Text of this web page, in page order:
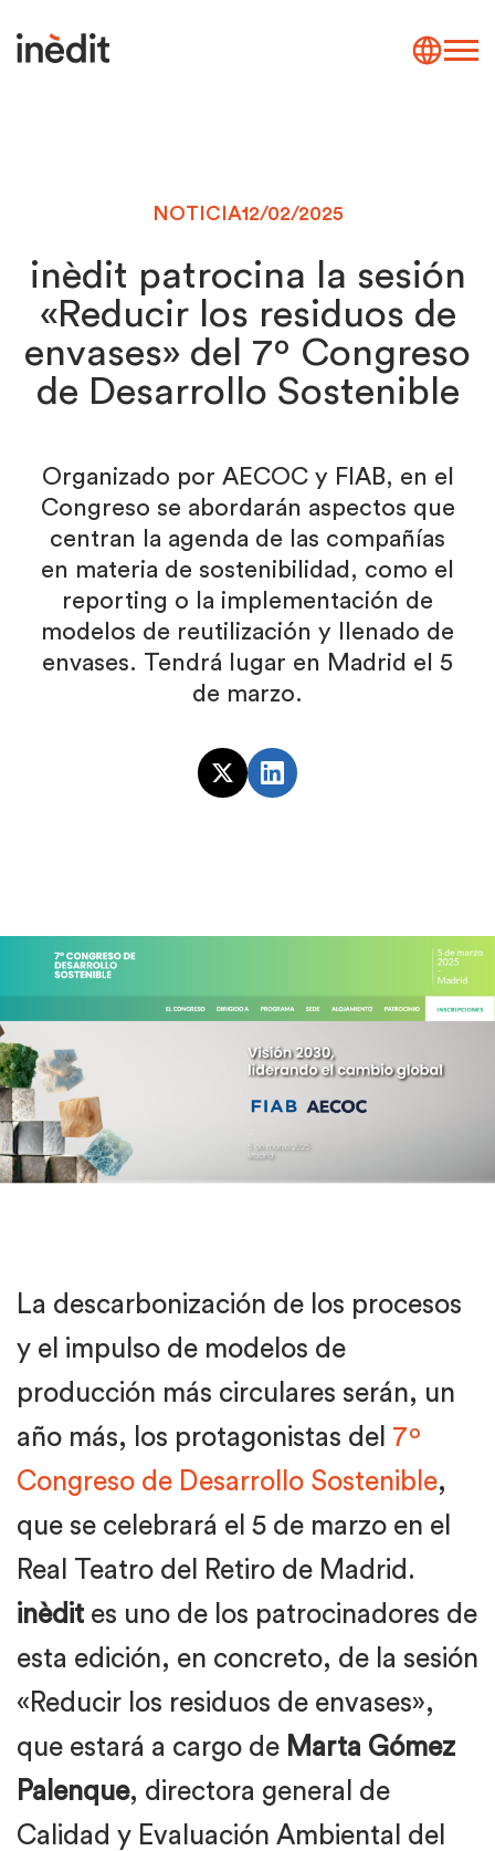
NOTICIA12/02/2025
inèdit patrocina la sesión
«Reducir los residuos de
envases» del 7º Congreso
de Desarrollo Sostenible
Organizado por AECOC y FIAB, en el
Congreso se abordarán aspectos que
centran la agenda de las compañías
en materia de sostenibilidad, como el
reporting o la implementación de
modelos de reutilización y llenado de
envases. Tendrá lugar en Madrid el 5
de marzo.
La descarbonización de los procesos
y el impulso de modelos de
producción más circulares serán, un
año más, los protagonistas del 7º
Congreso de Desarrollo Sostenible,
que se celebrará el 5 de marzo en el
Real Teatro del Retiro de Madrid.
inèdit es uno de los patrocinadores de
esta edición, en concreto, de la sesión
«Reducir los residuos de envases»,
que estará a cargo de Marta Gómez
Palenque, directora general de
Calidad y Evaluación Ambiental del